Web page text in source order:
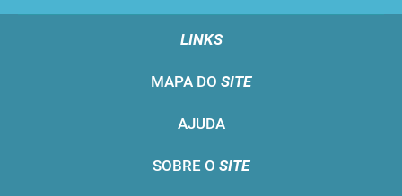
LINKS
MAPA DO SITE
AJUDA
SOBRE O SITE